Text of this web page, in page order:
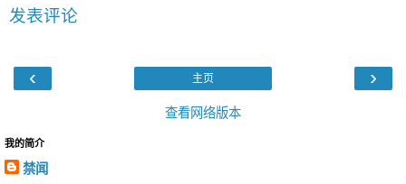
发表评论
‹ ›
主页
查看网络版本
我的简介
禁闻